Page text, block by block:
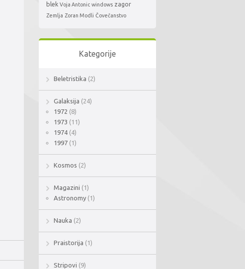
blek Voja Antonic windows zagor
Zemlja Zoran Modli Čovečanstvo
Kategorije
Beletristika (2)
Galaksija (24)
1972 (8)
1973 (11)
1974 (4)
1997 (1)
Kosmos (2)
Magazini (1)
Astronomy (1)
Nauka (2)
Praistorija (1)
Stripovi (9)